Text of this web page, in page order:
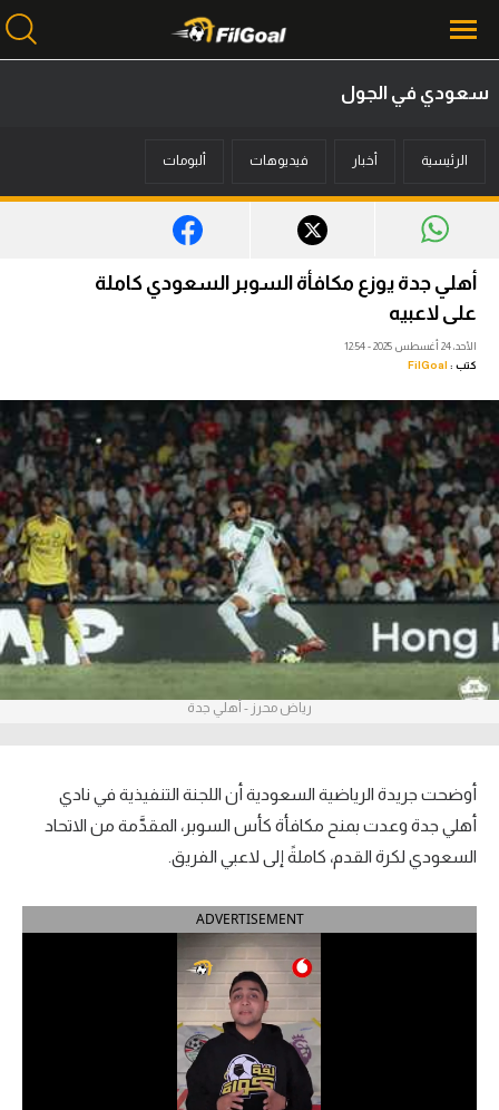
أخبار
ميركاتو
فانتازي في الجول
مسابقة التوقعات
فيديوهات
عدسات
آراء حرة
ركن الألعاب
بطولات
الدوري الإنجليزي الممتاز
الدوري الإسباني
الدوري السعودي للمحترفين
سعودي في الجول
الرئيسية أخبار فيديوهات ألبومات
أهلي جدة يوزع مكافأة السوبر السعودي كاملة
على لاعبيه
الأحد، 24 أغسطس 2025 - 12:54
كتب : FilGoal
رياض محرز - أهلي جدة
أوضحت جريدة الرياضية السعودية أن اللجنة التنفيذية في نادي
أهلي جدة وعدت بمنح مكافأة كأس السوبر، المقدَّمة من الاتحاد
السعودي لكرة القدم، كاملةً إلى لاعبي الفريق.
ADVERTISEMENT